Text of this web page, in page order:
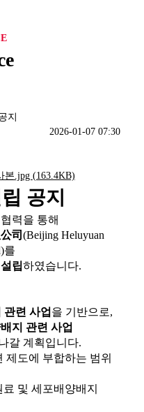
지
2026-01-07 07:30
본.jpg (163.4KB)
공지
력을 통해
司 (Beijing Heluyuan
를
립하였습니다.
관련 사업 을 기반으로,
지 관련 사업
갈 계획입니다.
제도에 부합하는 범위
및 세포배양배지